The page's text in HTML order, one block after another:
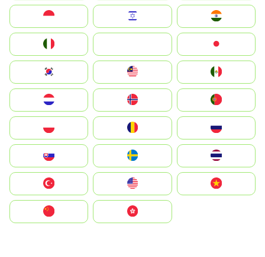
South Korea
United States
中國香港特別行政區